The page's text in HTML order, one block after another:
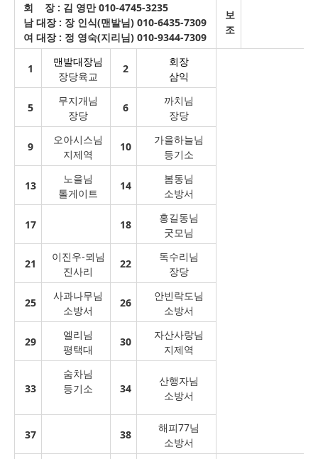
회 장 : 김 영만 010-4745-3235
남 대장 : 장 인식(맨발님) 010-6435-7309
여 대장 : 정 영숙(지리님) 010-9344-7309
보
조
1
맨발대장님
장당육교
2
회장
삼익
5
무지개님
장당
6
까치님
장당
9
오아시스님
지제역
10
가을하늘님
등기소
13
노을님
톨게이트
14
봄동님
소방서
17 18
홍길동님
굿모님
21
이진우-뫼님
진사리
22
독수리님
장당
25
사과나무님
소방서
26
안빈락도님
소방서
29
엘리님
평택대
30
자산사랑님
지제역
33
숨차님
등기소
34
산행자님
소방서
37 38
해피77님
소방서